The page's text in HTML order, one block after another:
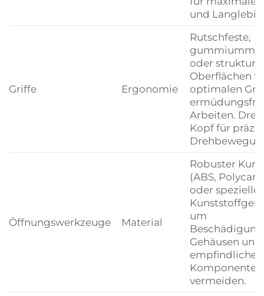
und
Griffe Ergonomie
Rutschfeste,
oder
Oberflächen
optimalen
Arbeiten.
Kopf für
Öffnungswerkzeuge Material
Robuster
(ABS,
oder
um
Gehäusen und
empfindlichen
Komponenten
vermeiden.